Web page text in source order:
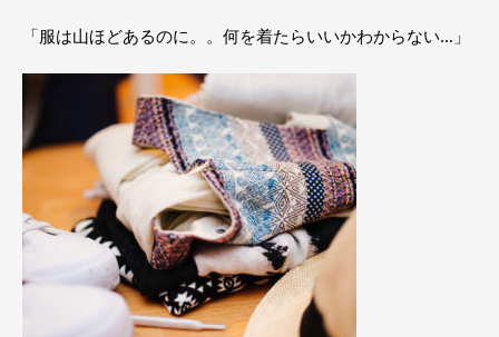
「服は山ほどあるのに。。何を着たらいいかわからない…」